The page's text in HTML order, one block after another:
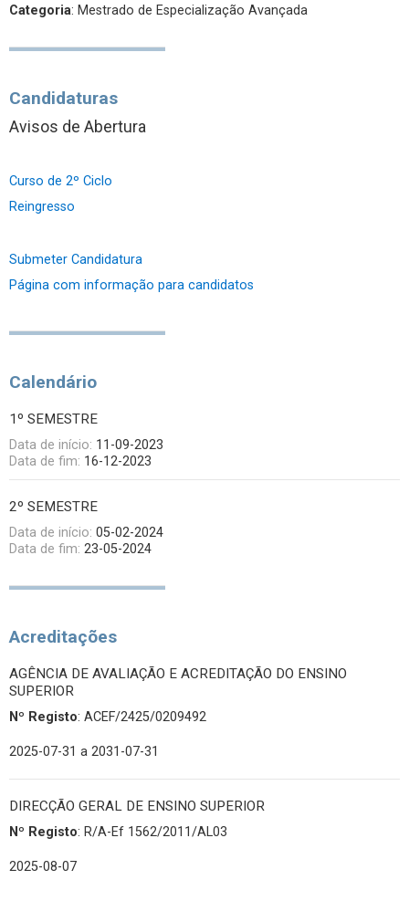
Categoria: Mestrado de Especialização Avançada
Candidaturas
Avisos de Abertura
Curso de 2º Ciclo
Reingresso
Submeter Candidatura
Página com informação para candidatos
Calendário
1º SEMESTRE
Data de início: 11-09-2023
Data de fim: 16-12-2023
2º SEMESTRE
Data de início: 05-02-2024
Data de fim: 23-05-2024
Acreditações
AGÊNCIA DE AVALIAÇÃO E ACREDITAÇÃO DO ENSINO
SUPERIOR
Nº Registo: ACEF/2425/0209492
2025-07-31 a 2031-07-31
DIRECÇÃO GERAL DE ENSINO SUPERIOR
Nº Registo: R/A-Ef 1562/2011/AL03
2025-08-07